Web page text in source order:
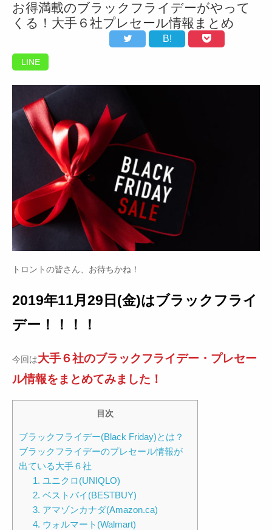
お得満載のブラックフライデーがやって
くる！大手６社プレセール情報まとめ
B!
LINE
トロントの皆さん、お待ちかね！
2019年11月29日(金)はブラックフライ
デー！！！！
今回は大手６社のブラックフライデー・プレセー
ル情報をまとめてみました！
目次
ブラックフライデー(Black Friday)とは？
ブラックフライデーのプレセール情報が
出ている大手６社
1. ユニクロ(UNIQLO)
2. ベストバイ(BESTBUY)
3. アマゾンカナダ(Amazon.ca)
4. ウォルマート(Walmart)